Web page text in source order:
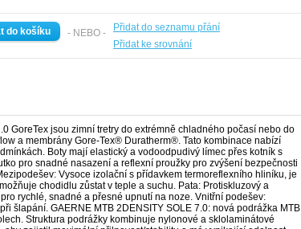
- NEBO -
Přidat do seznamu přání
Přidat ke srovnání
GoreTex jsou zimní tretry do extrémně chladného počasí nebo do
a membrány Gore-Tex® Duratherm®. Tato kombinace nabízí
Boty mají elastický a vodoodpudivý límec přes kotník s
pro snadné nasazení a reflexní proužky pro zvýšení bezpečnosti
Vysoce izolační s přídavkem termoreflexního hliníku, je
chodidlu zůstat v teple a suchu. Pata: Protiskluzový a
rychlé, snadné a přesné upnutí na noze. Vnitřní podešev:
šlapání. GAERNE MTB 2DENSITY SOLE 7.0: nová podrážka MTB
Struktura podrážky kombinuje nylonové a sklolaminátové